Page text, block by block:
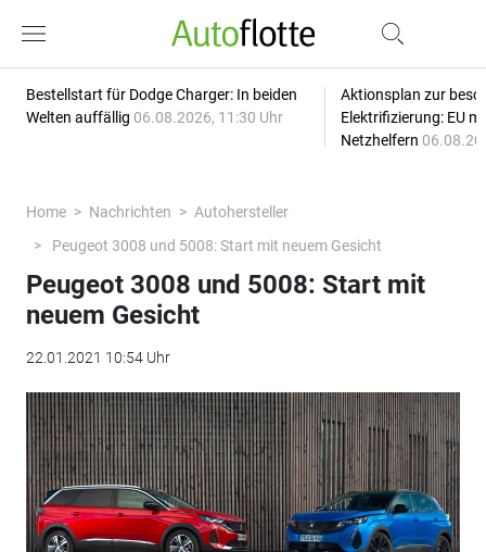
Bestellstart für Dodge Charger: In beiden
Welten auffällig 06.08.2026, 11:30 Uhr
Aktionsplan zur
Elektrifizierung: EU
Netzhelfern
Home Nachrichten
Autohersteller
Peugeot 3008 und 5008: Start mit neuem Gesicht
Peugeot 3008 und 5008: Start mit
neuem Gesicht
22.01.2021 10:54 Uhr